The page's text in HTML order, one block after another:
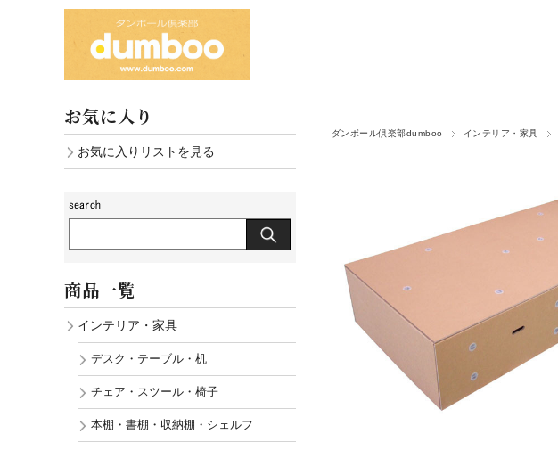
ダンボール倶楽部dumboo インテリア・家具
お気に入り
お気に入りリストを見る
商品一覧
インテリア・家具
デスク・テーブル・机
チェア・スツール・椅子
本棚・書棚・収納棚・シェルフ